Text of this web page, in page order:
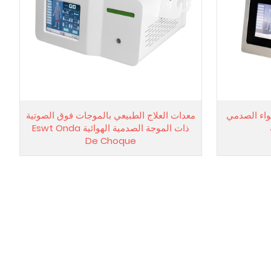
الصدمي
معدات العلاج الطبيعي بالموجات فوق الصوتية
ذات الموجة الصدمية الهوائية Eswt Onda
De Choque